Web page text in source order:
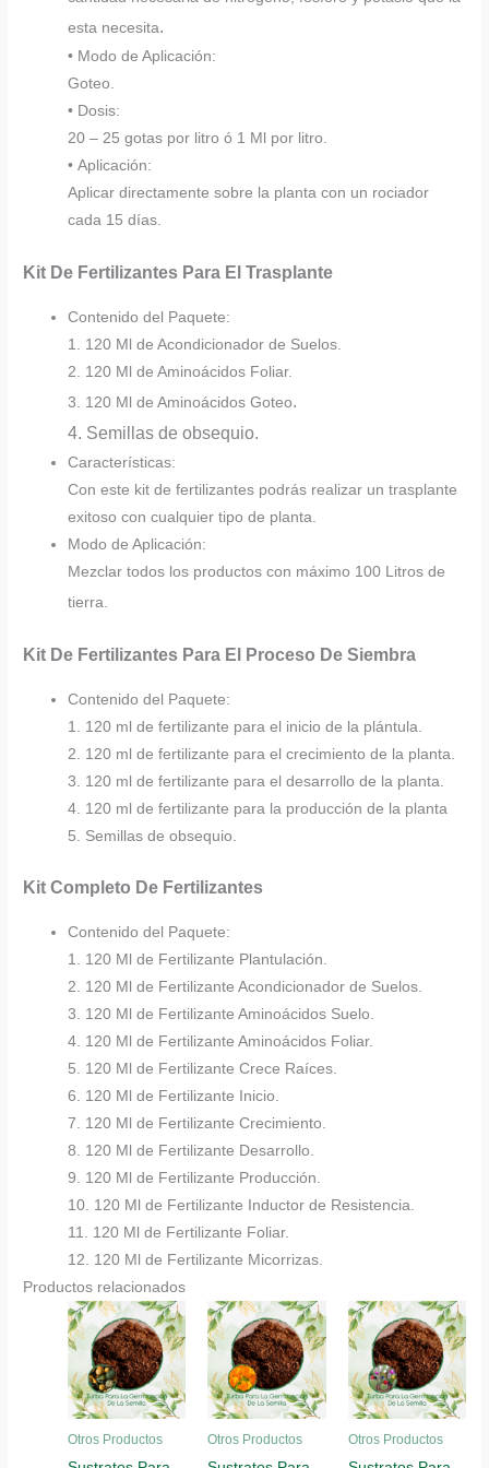
esta necesita.
• Modo de Aplicación:
Goteo.
• Dosis:
20 – 25 gotas por litro ó 1 Ml por litro.
• Aplicación:
Aplicar directamente sobre la planta con un rociador
cada 15 días.
Kit De Fertilizantes Para El Trasplante
Contenido del Paquete:
1. 120 Ml de Acondicionador de Suelos.
2. 120 Ml de Aminoácidos Foliar.
3. 120 Ml de Aminoácidos Goteo.
4. Semillas de obsequio.
Características:
Con este kit de fertilizantes podrás realizar un trasplante
exitoso con cualquier tipo de planta.
Modo de Aplicación:
Mezclar todos los productos con máximo 100 Litros de
tierra.
Kit De Fertilizantes Para El Proceso De Siembra
Contenido del Paquete:
1. 120 ml de fertilizante para el inicio de la plántula.
2. 120 ml de fertilizante para el crecimiento de la planta.
3. 120 ml de fertilizante para el desarrollo de la planta.
4. 120 ml de fertilizante para la producción de la planta
5. Semillas de obsequio.
Kit Completo De Fertilizantes
Contenido del Paquete:
1. 120 Ml de Fertilizante Plantulación.
2. 120 Ml de Fertilizante Acondicionador de Suelos.
3. 120 Ml de Fertilizante Aminoácidos Suelo.
4. 120 Ml de Fertilizante Aminoácidos Foliar.
5. 120 Ml de Fertilizante Crece Raíces.
6. 120 Ml de Fertilizante Inicio.
7. 120 Ml de Fertilizante Crecimiento.
8. 120 Ml de Fertilizante Desarrollo.
9. 120 Ml de Fertilizante Producción.
10. 120 Ml de Fertilizante Inductor de Resistencia.
11. 120 Ml de Fertilizante Foliar.
12. 120 Ml de Fertilizante Micorrizas.
Productos relacionados
Otros Productos Otros Productos Otros Productos